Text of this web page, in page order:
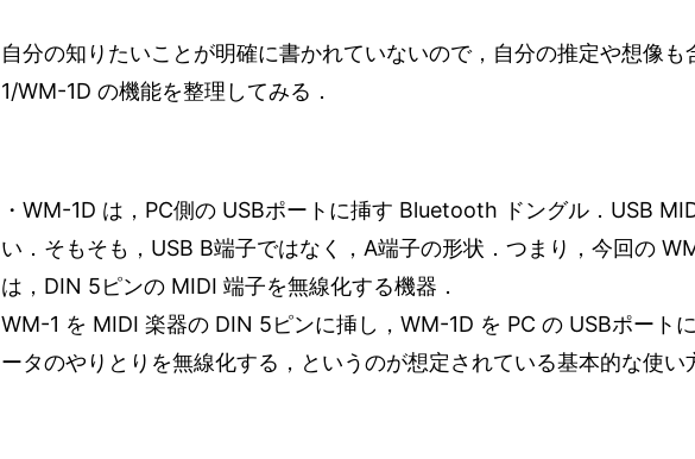
自分の知りたいことが明確に書かれていないので，自分の推定や想像も
1/WM-1D の機能を整理してみる．
・WM-1D は，PC側の USBポートに挿す Bluetooth ドングル．USB
い．そもそも，USB B端子ではなく，A端子の形状．つまり，今回の
は，DIN 5ピンの MIDI 端子を無線化する機器．
WM-1 を MIDI 楽器の DIN 5ピンに挿し，WM-1D を PC の USBポート
ータのやりとりを無線化する，というのが想定されている基本的な使い